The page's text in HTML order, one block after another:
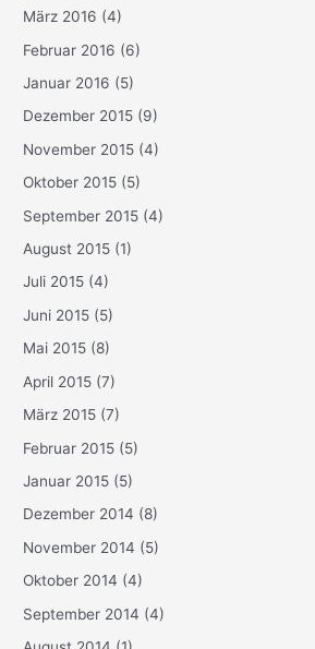
März 2016 (4)
Februar 2016 (6)
Januar 2016 (5)
Dezember 2015 (9)
November 2015 (4)
Oktober 2015 (5)
September 2015 (4)
August 2015 (1)
Juli 2015 (4)
Juni 2015 (5)
Mai 2015 (8)
April 2015 (7)
März 2015 (7)
Februar 2015 (5)
Januar 2015 (5)
Dezember 2014 (8)
November 2014 (5)
Oktober 2014 (4)
September 2014 (4)